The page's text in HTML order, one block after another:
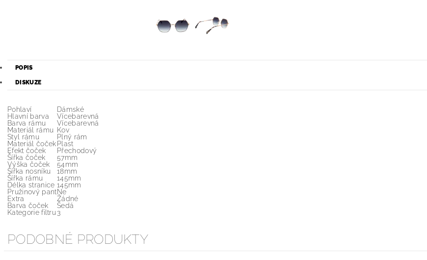
POPIS
DISKUZE
Pohlaví
Dámské
Hlavní barva
Vícebarevná
Barva rámu
Vícebarevná
Materiál rámu Kov
Styl rámu
Plný rám
Materiál čoček Plast
Efekt čoček
Přechodový
Šířka čoček
57mm
Výška čoček
54mm
Šířka nosníku
18mm
Šířka rámu
145mm
Délka stranice 145mm
Pružinový pantNe
Extra
Žádné
Barva čoček
Šedá
Kategorie filtru3
PODOBNÉ PRODUKTY